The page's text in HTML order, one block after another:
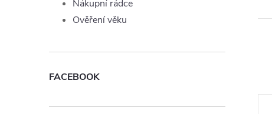
Nákupní rádce
Ověření věku
FACEBOOK